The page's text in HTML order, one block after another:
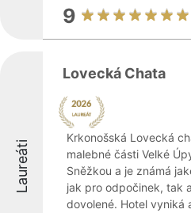
9
Laureáti
Lovecká Chata
Krkonošská Lovecká
malebné části Velké
Sněžkou a je známá
jak pro odpočinek, tak
dovolené. Hotel vyniká